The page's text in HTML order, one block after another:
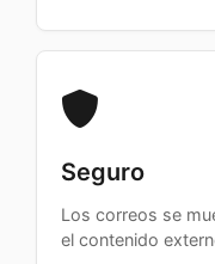
Seguro
Los correos se
el contenido